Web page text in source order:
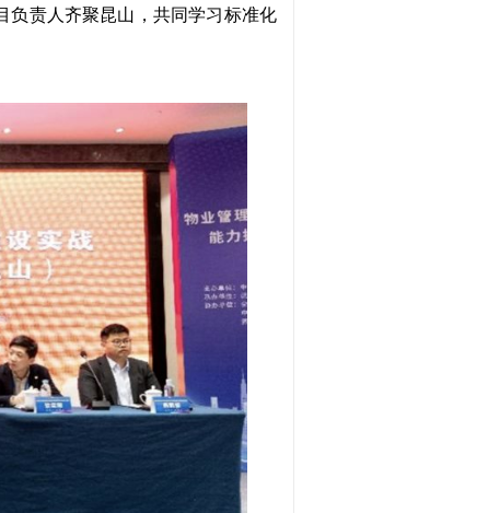
负责人齐聚昆山，共同学习标准化